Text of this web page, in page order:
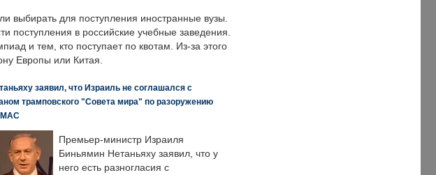
выбирать для поступления иностранные вузы.
поступления в российские учебные заведения.
и тем, кто поступает по квотам. Из-за этого
Европы или Китая.
заявил, что Израиль не соглашался с
трамповского "Совета мира" по разоружению
Премьер-министр Израиля
Биньямин Нетаньяху заявил, что у
него есть разногласия с